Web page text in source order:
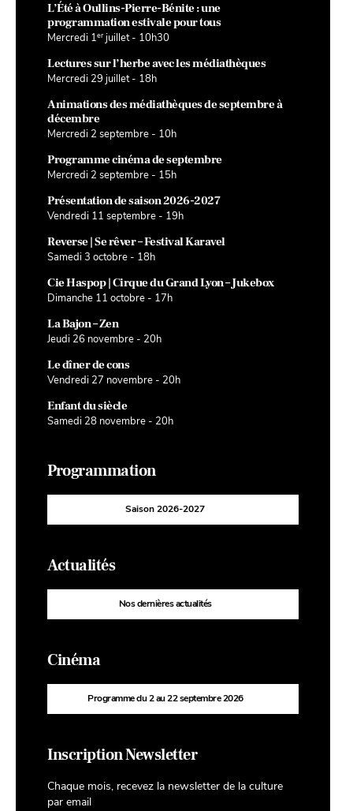
L’Été à Oullins-Pierre-Bénite : une
programmation estivale pour tous
Mercredi 1er juillet - 10h30
Lectures sur l’herbe avec les médiathèques
Mercredi 29 juillet - 18h
Animations des médiathèques de septembre à
décembre
Mercredi 2 septembre - 10h
Programme cinéma de septembre
Mercredi 2 septembre - 15h
Présentation de saison 2026-2027
Vendredi 11 septembre - 19h
Reverse | Se rêver – Festival Karavel
Samedi 3 octobre - 18h
Cie Haspop | Cirque du Grand Lyon – Jukebox
Dimanche 11 octobre - 17h
La Bajon – Zen
Jeudi 26 novembre - 20h
Le dîner de cons
Vendredi 27 novembre - 20h
Enfant du siècle
Samedi 28 novembre - 20h
Programmation
Saison 2026-2027
Actualités
Nos dernières actualités
Cinéma
Programme du 2 au 22 septembre 2026
Inscription Newsletter
Chaque mois, recevez la newsletter de la culture
par email